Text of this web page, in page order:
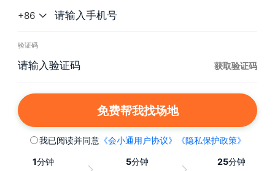
+86
验证码
获取验证码
免费帮我找场地
我已阅读并同意《会小通用户协议》 《隐私保护政策》
1分钟
5分钟
25分钟